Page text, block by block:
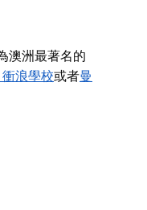
澳洲最著名的
浪學校或者曼